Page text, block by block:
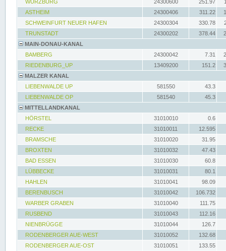
WÜRZBURG 24300600 251.97
ASTHEIM
24300406 311.22
SCHWEINFURT NEUER HAFEN
24300304 330.78
TRUNSTADT
24300202 378.44
MAIN-DONAU-KANAL
BAMBERG
24300042 7.31
RIEDENBURG_UP
13409200 151.2
MALZER KANAL
LIEBENWALDE UP
581550
43.3
LIEBENWALDE OP
581540
45.3
MITTELLANDKANAL
HÖRSTEL
31010010
0.6
RECKE
31010011
12.595
BRAMSCHE
31010020
31.95
BROXTEN
31010032
47.43
BAD ESSEN
31010030
60.8
LÜBBECKE
31010031
80.1
HAHLEN
31010041
98.09
BERENBUSCH
31010042
106.732
WARBER GRABEN
31010040
111.75
RUSBEND
31010043
112.16
NIENBRÜGGE
31010044
126.7
RODENBERGER AUE-WEST
31010052
132.68
RODENBERGER AUE-OST
31010051
133.55